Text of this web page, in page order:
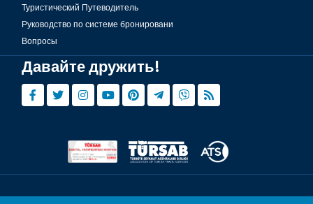
Туристический Путеводитель
Руководство по системе бронировани
Вопросы
Давайте дружить!
© Copyright 2015 - 2026,Tourwix.de